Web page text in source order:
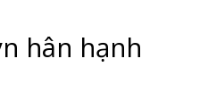
hân hạnh